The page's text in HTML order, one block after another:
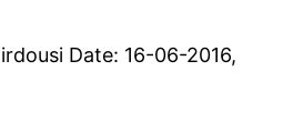
Date: 16-06-2016,